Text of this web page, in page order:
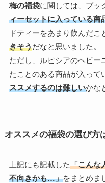
梅の福袋に関しては、ブッ
ィーセットに入っている商
ドティーをあまり飲んだこ
きそうだなと思いました。
ただし、ルピシアのヘビー
たことのある商品が入って
ススメするのは難しいかな
オススメの福袋の選び方
上記にも記載した「こんな
不向きかも…」をまとめま